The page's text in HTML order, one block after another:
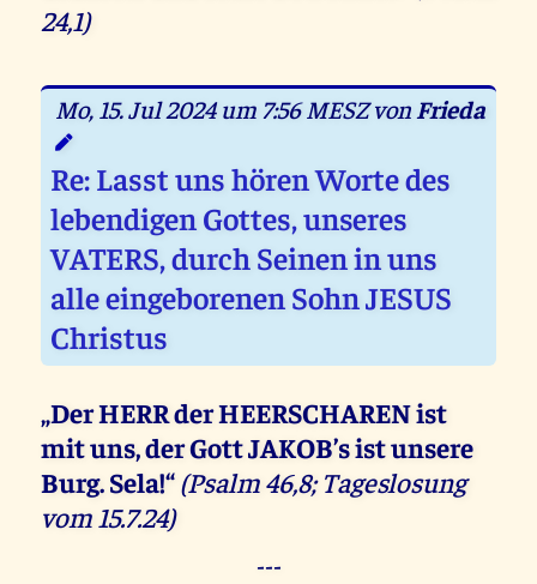
24,1)
Mo, 15. Jul 2024 um 7:56 MESZ von Frieda
Re: Lasst uns hören Worte des
lebendigen Gottes, unseres
VATERS, durch Seinen in uns
alle eingeborenen Sohn JESUS
Christus
„Der HERR der HEERSCHAREN ist
mit uns, der Gott JAKOB’s ist unsere
Burg. Sela!“(Psalm 46,8; Tageslosung
vom 15.7.24)
---